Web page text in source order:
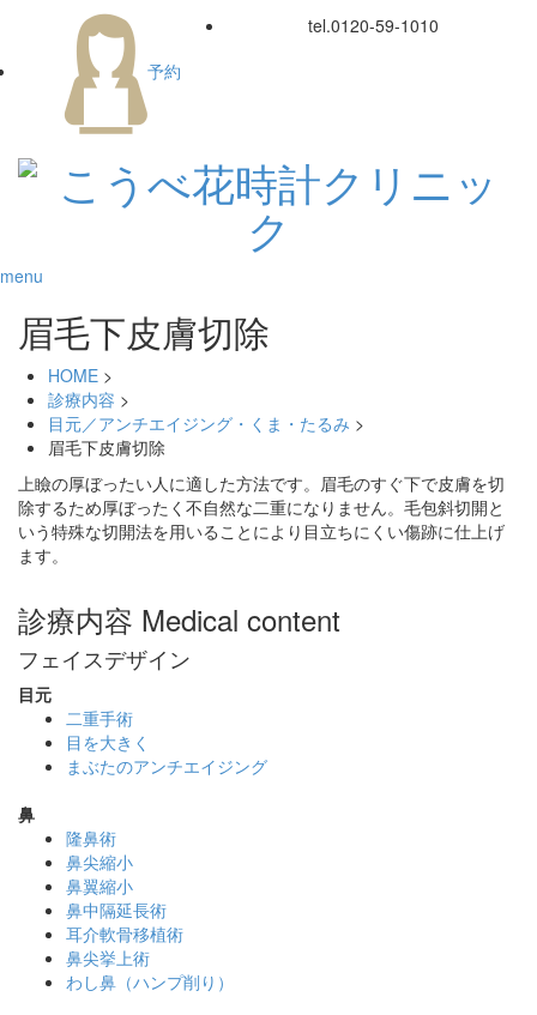
予約
tel.0120-59-1010
menu
眉毛下皮膚切除
HOME >
診療内容 >
目元／アンチエイジング・くま・たるみ >
眉毛下皮膚切除
上瞼の厚ぼったい人に適した方法です。眉毛のすぐ下で皮膚を切
除するため厚ぼったく不自然な二重になりません。毛包斜切開と
いう特殊な切開法を用いることにより目立ちにくい傷跡に仕上げ
ます。
診療内容 Medical content
フェイスデザイン
目元
二重手術
目を大きく
まぶたのアンチエイジング
鼻
隆鼻術
鼻尖縮小
鼻翼縮小
鼻中隔延長術
耳介軟骨移植術
鼻尖挙上術
わし鼻（ハンプ削り）